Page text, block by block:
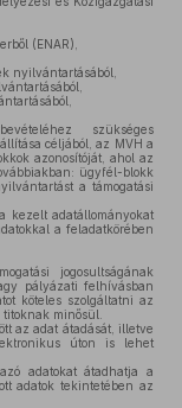
(ENAR),
nyilvántartásából,
szükséges
céljából, az MVH a
azonosítóját, ahol az
ügyfél-blokk
a támogatási
kezelt adatállományokat
a feladatkörében
jogosultságának
pályázati felhívásban
köteles szolgáltatni az
minősül.
az adat átadását, illetve
úton is lehet
adatokat átadhatja a
adatok tekintetében az